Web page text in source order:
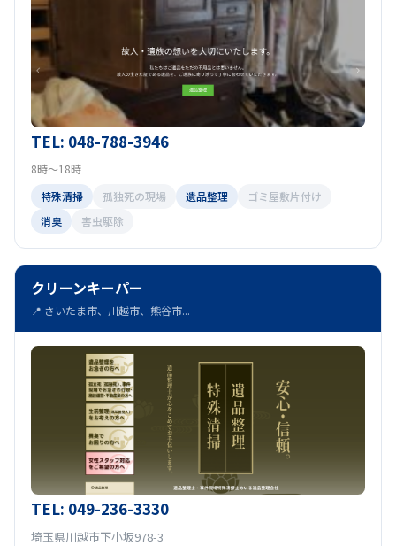
TEL: 048-788-3946
8時～18時
特殊清掃
孤独死の現場 遺品整理
ゴミ屋敷片付け
消臭
害虫駆除
クリーンキーパー
📍 さいたま市、川越市、熊谷市...
TEL: 049-236-3330
埼玉県川越市下小坂978-3